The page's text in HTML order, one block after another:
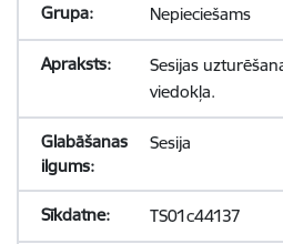
Nepieciešams
Sesijas
viedokļa.
Sesija
TS01c44137